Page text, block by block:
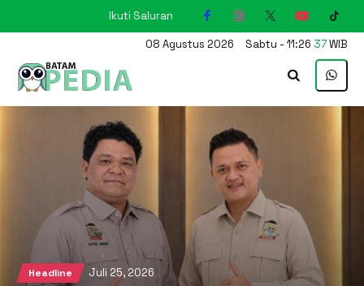
Ikuti Saluran
08 Agustus 2026 Sabtu- 11:26 38WIB
Headline Juli 25, 2026